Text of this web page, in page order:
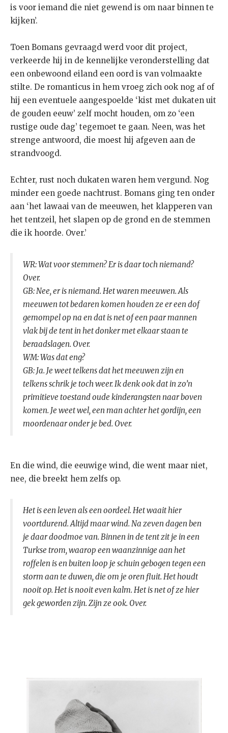
is voor iemand die niet gewend is om naar binnen te
kijken’.
Toen Bomans gevraagd werd voor dit project,
verkeerde hij in de kennelijke veronderstelling dat
een onbewoond eiland een oord is van volmaakte
stilte. De romanticus in hem vroeg zich ook nog af of
hij een eventuele aangespoelde ‘kist met dukaten uit
de gouden eeuw’ zelf mocht houden, om zo ‘een
rustige oude dag’ tegemoet te gaan. Neen, was het
strenge antwoord, die moest hij afgeven aan de
strandvoogd.
Echter, rust noch dukaten waren hem vergund. Nog
minder een goede nachtrust. Bomans ging ten onder
aan ‘het lawaai van de meeuwen, het klapperen van
het tentzeil, het slapen op de grond en de stemmen
die ik hoorde. Over.’
WR: Wat voor stemmen? Er is daar toch niemand?
Over.
GB: Nee, er is niemand. Het waren meeuwen. Als
meeuwen tot bedaren komen houden ze er een dof
gemompel op na en dat is net of een paar mannen
vlak bij de tent in het donker met elkaar staan te
beraadslagen. Over.
WM: Was dat eng?
GB: Ja. Je weet telkens dat het meeuwen zijn en
telkens schrik je toch weer. Ik denk ook dat in zo’n
primitieve toestand oude kinderangsten naar boven
komen. Je weet wel, een man achter het gordijn, een
moordenaar onder je bed. Over.
En die wind, die eeuwige wind, die went maar niet,
nee, die breekt hem zelfs op.
Het is een leven als een oordeel. Het waait hier
voortdurend. Altijd maar wind. Na zeven dagen ben
je daar doodmoe van. Binnen in de tent zit je in een
Turkse trom, waarop een waanzinnige aan het
roffelen is en buiten loop je schuin gebogen tegen een
storm aan te duwen, die om je oren fluit. Het houdt
nooit op. Het is nooit even kalm. Het is net of ze hier
gek geworden zijn. Zijn ze ook. Over.